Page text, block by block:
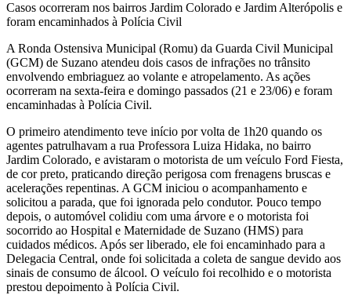
Casos ocorreram nos bairros Jardim Colorado e Jardim Alterópolis e
foram encaminhados à Polícia Civil
A Ronda Ostensiva Municipal (Romu) da Guarda Civil Municipal
(GCM) de Suzano atendeu dois casos de infrações no trânsito
envolvendo embriaguez ao volante e atropelamento. As ações
ocorreram na sexta-feira e domingo passados (21 e 23/06) e foram
encaminhadas à Polícia Civil.
O primeiro atendimento teve início por volta de 1h20 quando os
agentes patrulhavam a rua Professora Luiza Hidaka, no bairro
Jardim Colorado, e avistaram o motorista de um veículo Ford Fiesta,
de cor preto, praticando direção perigosa com frenagens bruscas e
acelerações repentinas. A GCM iniciou o acompanhamento e
solicitou a parada, que foi ignorada pelo condutor. Pouco tempo
depois, o automóvel colidiu com uma árvore e o motorista foi
socorrido ao Hospital e Maternidade de Suzano (HMS) para
cuidados médicos. Após ser liberado, ele foi encaminhado para a
Delegacia Central, onde foi solicitada a coleta de sangue devido aos
sinais de consumo de álcool. O veículo foi recolhido e o motorista
prestou depoimento à Polícia Civil.